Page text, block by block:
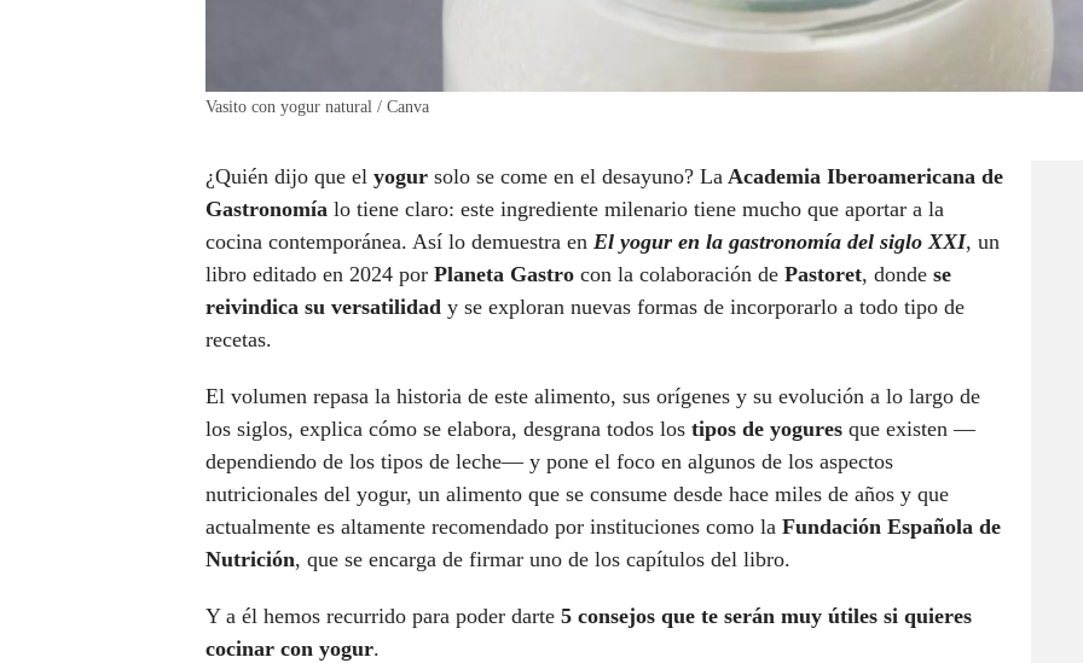
Vasito con yogur natural / Canva
¿Quién dijo que el yogur solo se come en el desayuno? La Academia Iberoamericana de
Gastronomía lo tiene claro: este ingrediente milenario tiene mucho que aportar a la
cocina contemporánea. Así lo demuestra en El yogur en la gastronomía del siglo XXI, un
libro editado en 2024 por Planeta Gastro con la colaboración de Pastoret, donde se
reivindica su versatilidad y se exploran nuevas formas de incorporarlo a todo tipo de
recetas.
El volumen repasa la historia de este alimento, sus orígenes y su evolución a lo largo de
los siglos, explica cómo se elabora, desgrana todos los tipos de yogures que existen —
dependiendo de los tipos de leche— y pone el foco en algunos de los aspectos
nutricionales del yogur, un alimento que se consume desde hace miles de años y que
actualmente es altamente recomendado por instituciones como la Fundación Española de
Nutrición, que se encarga de firmar uno de los capítulos del libro.
Y a él hemos recurrido para poder darte 5 consejos que te serán muy útiles si quieres
cocinar con yogur.